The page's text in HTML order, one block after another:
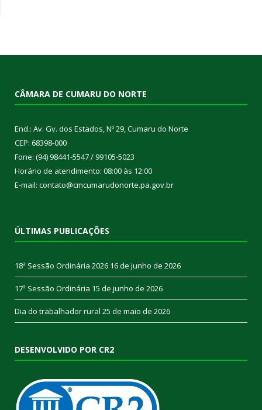
CÂMARA DE CUMARU DO NORTE
End.: Av. Gv. dos Estados, Nº 29, Cumaru do Norte
CEP: 68398-000
Fone: (94) 98441-5547 / 99105-5023
Horário de atendimento: 08:00 às 12:00
E-mail: contato@cmcumarudonorte.pa.gov.br
ÚLTIMAS PUBLICAÇÕES
18ª Sessão Ordinária 2026 16 de junho de 2026
17ª Sessão Ordinária 15 de junho de 2026
Dia do trabalhador rural 25 de maio de 2026
DESENVOLVIDO POR CR2